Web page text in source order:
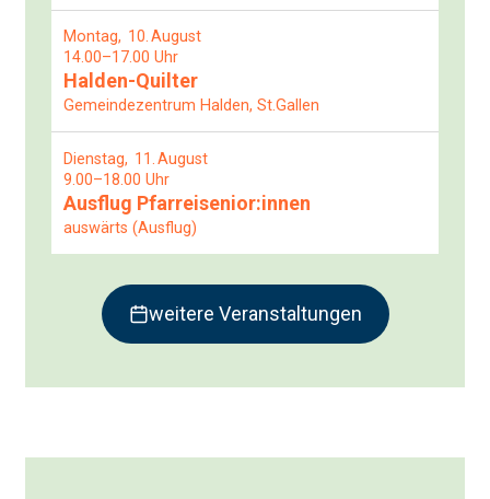
Montag 10 August
14.00–17.00 Uhr
Halden-Quilter
Gemeindezentrum Halden, St.Gallen
Dienstag 11 August
9.00–18.00 Uhr
Ausflug Pfarreisenior:innen
auswärts (Ausflug)
weitere Veranstaltungen